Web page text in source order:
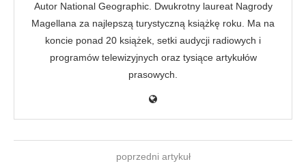
Autor National Geographic. Dwukrotny laureat Nagrody
Magellana za najlepszą turystyczną książkę roku. Ma na
koncie ponad 20 książek, setki audycji radiowych i
programów telewizyjnych oraz tysiące artykułów
prasowych.
poprzedni artykuł